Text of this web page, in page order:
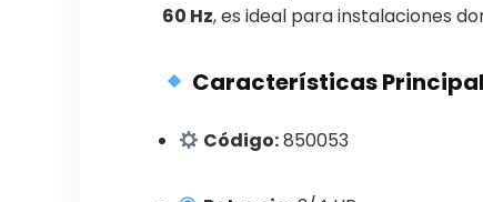
60 Hz, es ideal para instalaciones
Características
Código:850053